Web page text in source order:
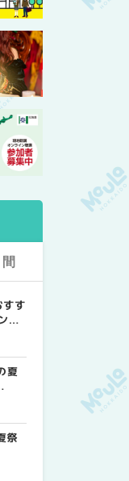
すす
日
夏
祭
】札幌のおすす
ン｜オープン日
で | MouLa
幌市西区の夏祭
まとめ |
幌市北区の夏祭
まとめ |
間
】札幌のおすす
ン｜オープン日
で | MouLa
幌市北区の夏祭
まとめ |
幌市白石区の夏
トまとめ |